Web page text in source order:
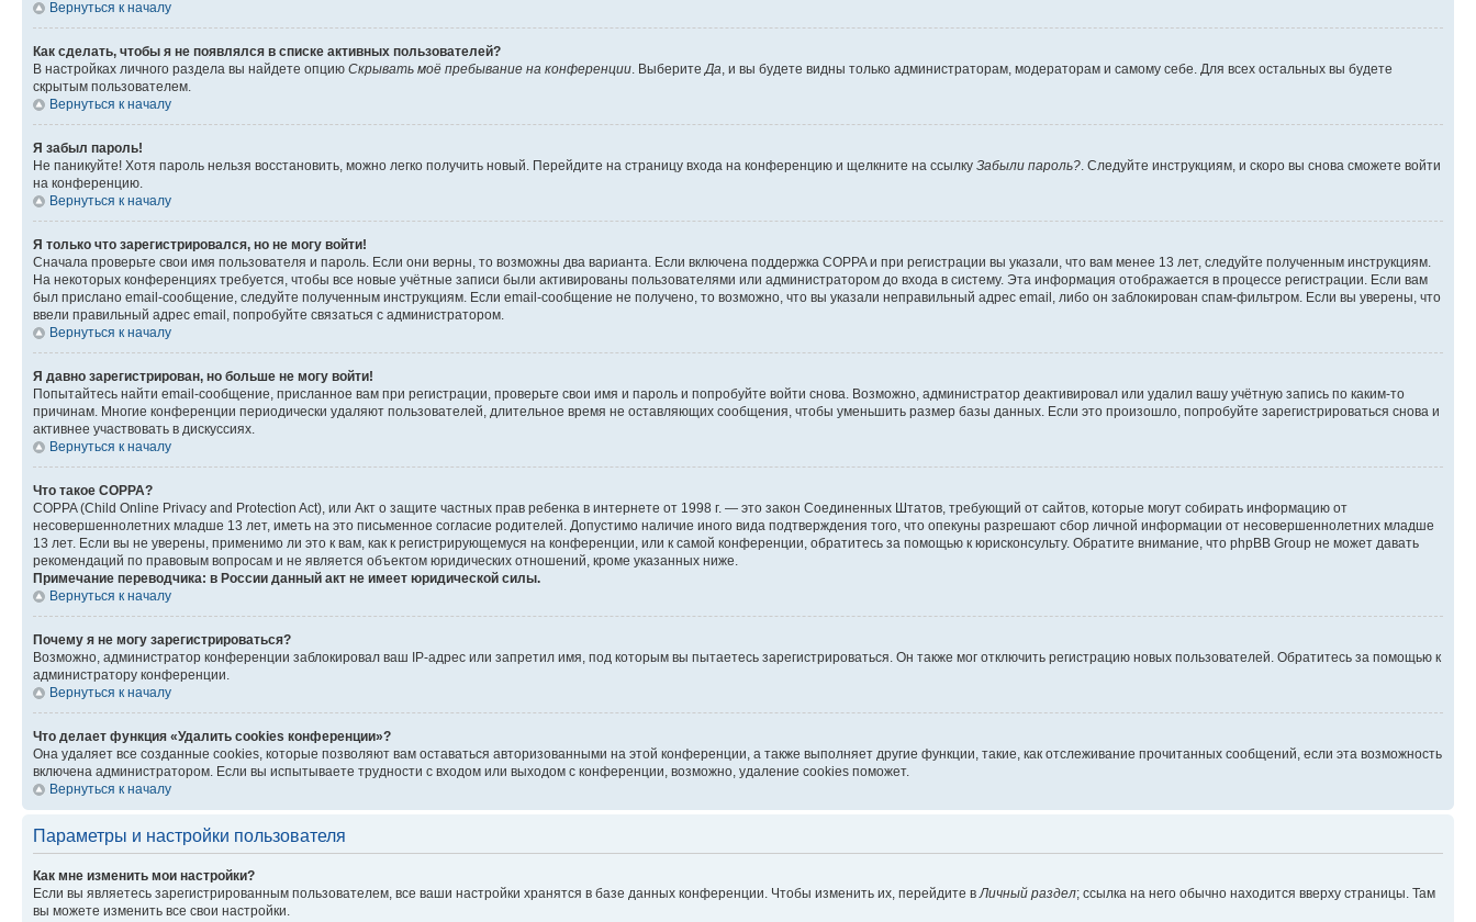
Вернуться к началу
Как сделать, чтобы я не появлялся в списке активных пользователей?
В настройках личного раздела вы найдете опцию Скрывать моё пребывание на конференции. ВыберитеДа, и вы будете видны только администраторам, модераторам и самому себе. Для всех остальных вы будете
скрытым пользователем.
Вернуться к началу
Я забыл пароль!
Не паникуйте! Хотя пароль нельзя восстановить, можно легко получить новый. Перейдите на страницу входа на конференцию и щелкните на ссылку Забыли пароль?. Следуйте инструкциям, и скоро вы снова сможете войти
на конференцию.
Вернуться к началу
Я только что зарегистрировался, но не могу войти!
Сначала проверьте свои имя пользователя и пароль. Если они верны, то возможны два варианта. Если включена поддержка COPPA и при регистрации вы указали, что вам менее 13 лет, следуйте полученным инструкциям.
На некоторых конференциях требуется, чтобы все новые учётные записи были активированы пользователями или администратором до входа в систему. Эта информация отображается в процессе регистрации. Если вам
был прислано email-сообщение, следуйте полученным инструкциям. Если email-сообщение не получено, то возможно, что вы указали неправильный адрес email, либо он заблокирован спам-фильтром. Если вы уверены, что
ввели правильный адрес email, попробуйте связаться с администратором.
Вернуться к началу
Я давно зарегистрирован, но больше не могу войти!
Попытайтесь найти email-сообщение, присланное вам при регистрации, проверьте свои имя и пароль и попробуйте войти снова. Возможно, администратор деактивировал или удалил вашу учётную запись по каким-то
причинам. Многие конференции периодически удаляют пользователей, длительное время не оставляющих сообщения, чтобы уменьшить размер базы данных. Если это произошло, попробуйте зарегистрироваться снова и
активнее участвовать в дискуссиях.
Вернуться к началу
Что такое COPPA?
COPPA (Child Online Privacy and Protection Act), или Акт о защите частных прав ребенка в интернете от 1998 г. — это закон Соединенных Штатов, требующий от сайтов, которые могут собирать информацию от
несовершеннолетних младше 13 лет, иметь на это письменное согласие родителей. Допустимо наличие иного вида подтверждения того, что опекуны разрешают сбор личной информации от несовершеннолетних младше
13 лет. Если вы не уверены, применимо ли это к вам, как к регистрирующемуся на конференции, или к самой конференции, обратитесь за помощью к юрисконсульту. Обратите внимание, что phpBB Group не может давать
рекомендаций по правовым вопросам и не является объектом юридических отношений, кроме указанных ниже.
Примечание переводчика: в России данный акт не имеет юридической силы.
Вернуться к началу
Почему я не могу зарегистрироваться?
Возможно, администратор конференции заблокировал ваш IP-адрес или запретил имя, под которым вы пытаетесь зарегистрироваться. Он также мог отключить регистрацию новых пользователей. Обратитесь за помощью к
администратору конференции.
Вернуться к началу
Что делает функция «Удалить cookies конференции»?
Она удаляет все созданные cookies, которые позволяют вам оставаться авторизованными на этой конференции, а также выполняет другие функции, такие, как отслеживание прочитанных сообщений, если эта возможность
включена администратором. Если вы испытываете трудности с входом или выходом с конференции, возможно, удаление cookies поможет.
Вернуться к началу
Параметры и настройки пользователя
Как мне изменить мои настройки?
Если вы являетесь зарегистрированным пользователем, все ваши настройки хранятся в базе данных конференции. Чтобы изменить их, перейдите вЛичный раздел; ссылка на него обычно находится вверху страницы. Там
вы можете изменить все свои настройки.